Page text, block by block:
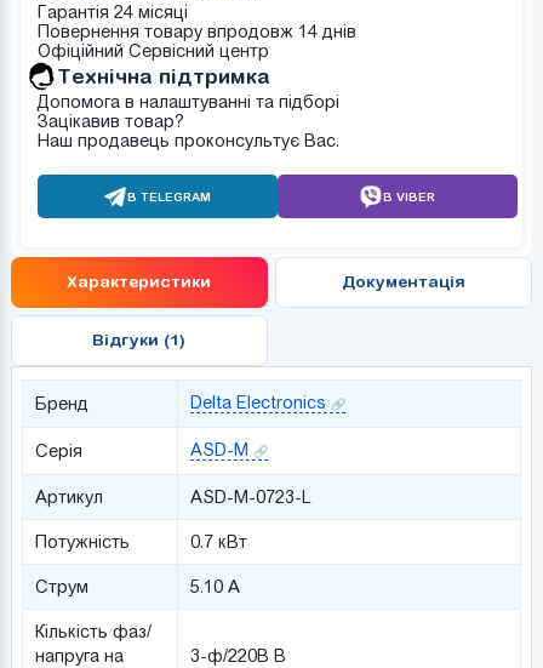
Гарантія 24 місяці
Повернення товару впродовж 14 днів
Офіційний Сервісний центр
Tехнічна підтримка
Допомога в налаштуванні та підборі
Зацікавив товар?
Наш продавець проконсультує Вас.
В TELEGRAM В VIBER
Характеристики Документація
Відгуки (1)
Бренд Delta Electronics
Серія ASD-M
Артикул ASD-M-0723-L
Потужність 0.7 кВт
Струм 5.10 А
Кількість фаз/
напруга на
3-ф/220В В